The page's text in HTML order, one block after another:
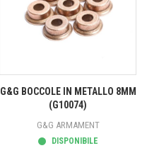
G&G BOCCOLE IN METALLO 8MM
(G10074)
G&G ARMAMENT
DISPONIBILE